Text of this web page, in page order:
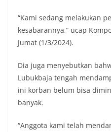
“Kami sedang melakukan
kesabarannya,” ucap
Jumat (1/3/2024).
Dia juga menyebutkan
Lubukbaja tengah
ini korban belum bisa
banyak.
“Anggota kami telah